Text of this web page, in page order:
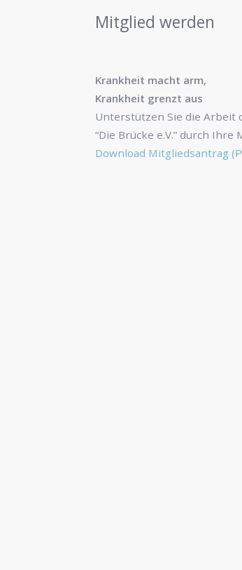
Mitglied werden
Krankheit macht arm,
Krankheit grenzt aus
Unterstützen Sie die Arbeit
“Die Brücke e.V.” durch Ihre
Download Mitgliedsantrag